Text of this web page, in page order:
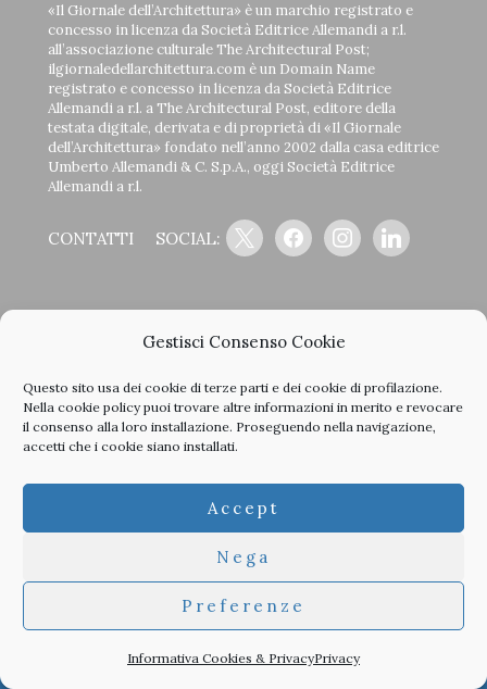
Gestisci Consenso Cookie
Questo sito usa dei cookie di terze parti e dei cookie di profilazione.
Nella cookie policypuoi trovare altre informazioni in merito e revocare
il consenso alla loro installazione. Proseguendo nella navigazione,
accetti che i cookie siano installati.
Accept
Nega
Preferenze
Informativa Cookies & PrivacyPrivacy
«Il Giornale dell’Architettura» è un marchio registrato e
concesso in licenza da Società Editrice Allemandi a r.l.
all’associazione culturale The Architectural Post;
ilgiornaledellarchitettura.com è un Domain Name
registrato e concesso in licenza da Società Editrice
Allemandi a r.l. a The Architectural Post, editore della
testata digitale, derivata e di proprietà di «Il Giornale
dell’Architettura» fondato nell’anno 2002 dalla casa editrice
Umberto Allemandi & C. S.p.A., oggi Società Editrice
Allemandi a r.l.
CONTATTI SOCIAL:
x facebookinstagramlinkedin
LA STORIA DEL GIORNALE
Clicca sulle copertine, scopri la storia del giornale e sfoglia